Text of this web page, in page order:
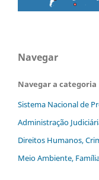
Navegar
Navegar a categoria
Sistema Nacional de
Administração
Direitos Humanos,
Meio Ambiente,